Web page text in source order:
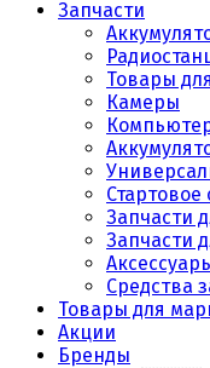
Запчасти
Товары
Камеры
Запчасти
Запчасти
Средства
Товары для
Акции
Бренды